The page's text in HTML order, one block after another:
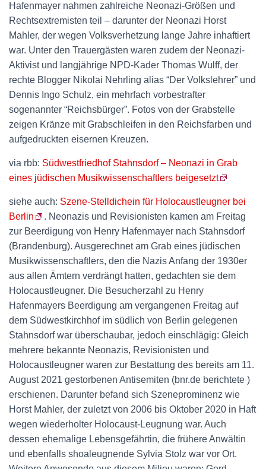
Hafenmayer nahmen zahlreiche Neonazi-Größen und
Rechtsextremisten teil – darunter der Neonazi Horst
Mahler, der wegen Volksverhetzung lange Jahre inhaftiert
war. Unter den Trauergästen waren zudem der Neonazi-
Aktivist und langjährige NPD-Kader Thomas Wulff, der
rechte Blogger Nikolai Nehrling alias “Der Volkslehrer” und
Dennis Ingo Schulz, ein mehrfach vorbestrafter
sogenannter “Reichsbürger”. Fotos von der Grabstelle
zeigen Kränze mit Grabschleifen in den Reichsfarben und
aufgedruckten eisernen Kreuzen.
via rbb: Südwestfriedhof Stahnsdorf – Neonazi in Grab
eines jüdischen Musikwissenschaftlers beigesetzt
siehe auch: Szene-Stelldichein für Holocaustleugner bei
Berlin
. Neonazis und Revisionisten kamen am Freitag
zur Beerdigung von Henry Hafenmayer nach Stahnsdorf
(Brandenburg). Ausgerechnet am Grab eines jüdischen
Musikwissenschaftlers, den die Nazis Anfang der 1930er
aus allen Ämtern verdrängt hatten, gedachten sie dem
Holocaustleugner. Die Besucherzahl zu Henry
Hafenmayers Beerdigung am vergangenen Freitag auf
dem Südwestkirchhof im südlich von Berlin gelegenen
Stahnsdorf war überschaubar, jedoch einschlägig: Gleich
mehrere bekannte Neonazis, Revisionisten und
Holocaustleugner waren zur Bestattung des bereits am 11.
August 2021 gestorbenen Antisemiten (bnr.de berichtete )
erschienen. Darunter befand sich Szeneprominenz wie
Horst Mahler, der zuletzt von 2006 bis Oktober 2020 in Haft
wegen wiederholter Holocaust-Leugnung war. Auch
dessen ehemalige Lebensgefährtin, die frühere Anwältin
und ebenfalls shoaleugnende Sylvia Stolz war vor Ort.